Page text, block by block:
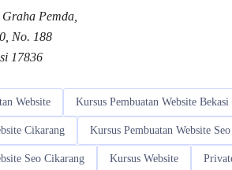
Pemda,
No. 188
17836
Website Kursus Pembuatan Website Bekasi
Cikarang Kursus Pembuatan Website
Seo Cikarang Kursus Website